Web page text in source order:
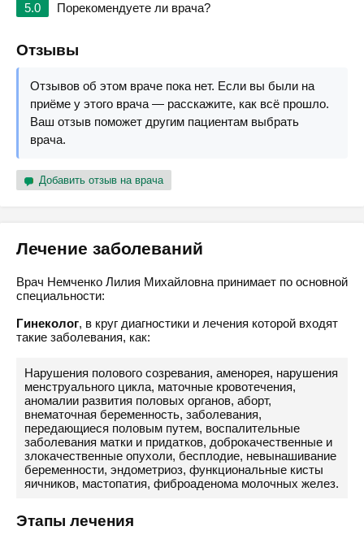
5.0
Порекомендуете ли врача?
Отзывы
Отзывов об этом враче пока нет. Если вы были на
приёме у этого врача — расскажите, как всё прошло.
Ваш отзыв поможет другим пациентам выбрать
врача.
Добавить отзыв на врача
Лечение заболеваний
Врач Немченко Лилия Михайловна принимает по основной
специальности:
Гинеколог, в круг диагностики и лечения которой входят
такие заболевания, как:
Нарушения полового созревания, аменорея, нарушения
менструального цикла, маточные кровотечения,
аномалии развития половых органов, аборт,
внематочная беременность, заболевания,
передающиеся половым путем, воспалительные
заболевания матки и придатков, доброкачественные и
злокачественные опухоли, бесплодие, невынашивание
беременности, эндометриоз, функциональные кисты
яичников, мастопатия, фиброаденома молочных желез.
Этапы лечения